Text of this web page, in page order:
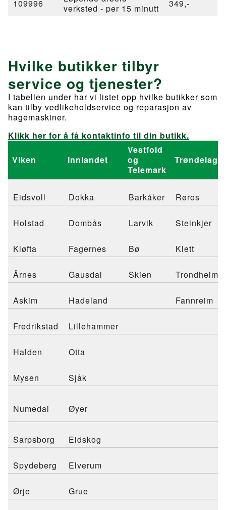
109996
verksted - per 15 minutt
349,-
Hvilke butikker tilbyr
service og tjenester?
I tabellen under har vi listet opp hvilke butikker som
kan tilby vedlikeholdservice og reparasjon av
hagemaskiner.
Klikk her for å få kontaktinfo til din butikk.
Viken Innlandet
Vestfold
og
Telemark
Trøndelag
Eidsvoll Dokka Barkåker Røros
Holstad Dombås Larvik Steinkjer
Kløfta Fagernes Bø Klett
Årnes Gausdal Skien Trondheim
Askim Hadeland Fannreim
Fredrikstad Lillehammer
Halden Otta
Mysen Sjåk
Numedal Øyer
Sarpsborg Eidskog
Spydeberg Elverum
Ørje Grue